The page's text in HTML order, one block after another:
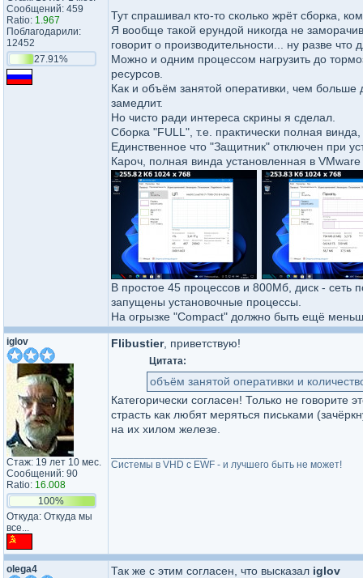
Сообщений: 459
Ratio: 1.967
Поблагодарили:
12452
27.91%
Тут спрашивал кто-то сколько жрёт сборка,
Я вообще такой ерундой никогда не
говорит о производительности... ну разве что
Можно и одним процессом нагрузить до
ресурсов.
Как и объём занятой оперативки, чем больше
замедлит.
Но чисто ради интереса скрины я сделал.
Сборка "FULL", т.е. практически полная
Единственное что "Защитник" отключен при
Кароч, полная винда установленная в
В простое 45 процессов и 800Мб, диск - сеть
запущены установочные процессы.
На огрызке "Compact" должно быть ещё
iglov
Стаж: 19 лет 10 мес.
Сообщений: 90
Ratio: 16.008
100%
Откуда: Откуда мы
все...
Flibustier, приветствую!
Цитата:
объём занятой оперативки и
Категорически согласен! Только не
страсть как любят меряться письками
на их хилом железе.
Системы в VHD c EWF - и лучшего быть не может!
olega4 Так же с этим согласен, что высказал iglov